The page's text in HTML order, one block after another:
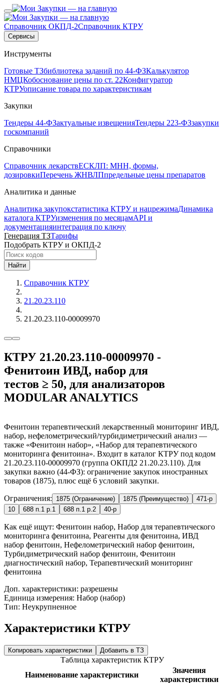
Справочник ОКПД-2Справочник КТРУ
Сервисы
Инструменты
Готовые ТЗбиблиотека заданий по 44-ФЗКалькулятор
НМЦКобоснование цены по ст. 22Конфигуратор
КТРУописание товара по характеристикам
Закупки
Тендеры 44-ФЗактуальные извещенияТендеры 223-ФЗзакупки
госкомпаний
Справочники
Справочник лекарствЕСКЛП: МНН, формы,
дозировкиПеречень ЖНВЛПпредельные цены препаратов
Аналитика и данные
Аналитика закупокстатистика КТРУ и нацрежимаДинамика
каталога КТРУизменения по месяцамAPI и
документацияинтеграция по ключу
Генерация ТЗТарифы
Подобрать КТРУ и ОКПД-2
Найти
Справочник КТРУ
21.20.23.110
21.20.23.110-00009970
КТРУ 21.20.23.110-00009970 -
Фенитоин ИВД, набор для
тестов ≥ 50, для анализаторов
MODULAR ANALYTICS
Фенитоин терапевтический лекарственный мониторинг ИВД,
набор, нефелометрический/турбидиметрический анализ —
также «Фенитоин набор», «Набор для терапевтического
мониторинга фенитоина». Входит в каталог КТРУ под кодом
21.20.23.110-00009970 (группа ОКПД2 21.20.23.110). Для
закупки важно (44-ФЗ): ограничение закупок иностранных
товаров (1875), плюс ещё 6 условий закупки.
Ограничения: 1875 (Ограничение) 1875 (Преимущество)
471-р
10
688 п.1 р.1 688 п.1 р.2 40-р
Как ещё ищут: Фенитоин набор, Набор для терапевтического
мониторинга фенитоина, Реагенты для фенитоина, ИВД
набор фенитоин, Нефелометрический набор фенитоин,
Турбидиметрический набор фенитоин, Фенитоин
диагностический набор, Терапевтический мониторинг
фенитоина
Доп. характеристики: разрешены
Единица измерения: Набор (набор)
Тип: Неукрупненное
Характеристики КТРУ
Копировать характеристики Добавить в ТЗ
Таблица характеристик КТРУ
Наименование характеристики
Значения
характеристики